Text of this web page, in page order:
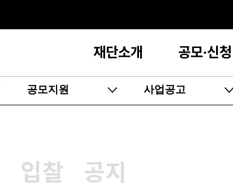
재단소개 공모·신청
공모지원 사업공고
입찰 공지